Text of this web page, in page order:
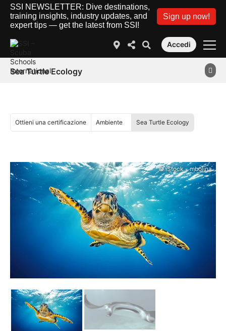
SSI NEWSLETTER: Dive destinations,
training insights, industry updates, and
expert tips — get the latest from SSI!
Sign up now!
Accedi
Sea Turtle Ecology
Ottieni una certificazione Ambiente Sea Turtle Ecology
© iStock - mbolina